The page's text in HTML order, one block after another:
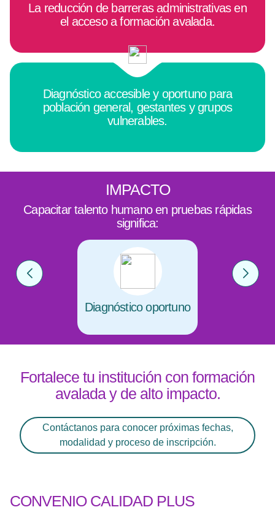
La reducción de barreras administrativas en
el acceso a formación avalada.
Diagnóstico accesible y oportuno para
población general, gestantes y grupos
vulnerables.
IMPACTO
Capacitar talento humano en pruebas rápidas
significa:
Diagnóstico oportuno
Fortalece tu institución con formación
avalada y de alto impacto.
Contáctanos para conocer próximas fechas,
modalidad y proceso de inscripción.
CONVENIO CALIDAD PLUS